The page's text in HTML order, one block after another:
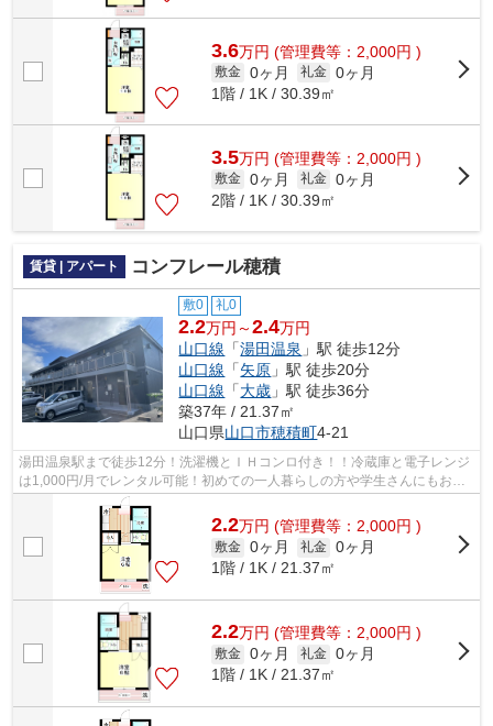
3.6万円 (管理費等：2,000円 )
敷金 0ヶ月 礼金 0ヶ月
1階 / 1K / 30.39㎡
3.5万円 (管理費等：2,000円 )
敷金 0ヶ月 礼金 0ヶ月
2階 / 1K / 30.39㎡
賃貸 | アパート コンフレール穂積
敷0 礼0
2.2万円～2.4万円
山口線 「湯田温泉 」駅 徒歩12分
山口線 「矢原 」駅 徒歩20分
山口線 「大歳 」駅 徒歩36分
築37年 / 21.37㎡
山口県山口市穂積町4-21
湯田温泉駅まで徒歩12分！洗濯機とＩＨコンロ付き！！冷蔵庫と電子レンジ
は1,000円/月でレンタル可能！初めての一人暮らしの方や学生さんにもおす
すめ！
2.2万円 (管理費等：2,000円 )
敷金 0ヶ月 礼金 0ヶ月
1階 / 1K / 21.37㎡
2.2万円 (管理費等：2,000円 )
敷金 0ヶ月 礼金 0ヶ月
1階 / 1K / 21.37㎡